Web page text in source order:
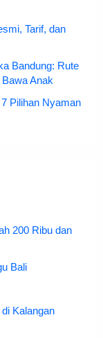
Tarif, dan
Bandung: Rute
Anak
Pilihan Nyaman
200 Ribu dan
Bali
Kalangan